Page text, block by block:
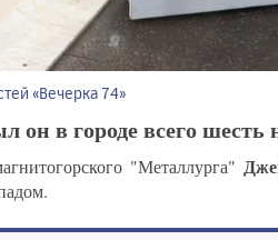
«Вечерка 74»
он в городе всего шесть
"Металлурга"